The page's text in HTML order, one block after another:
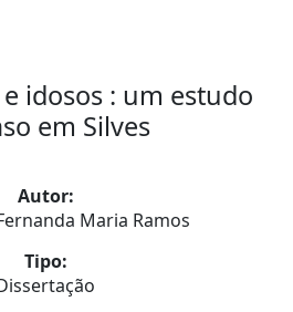
e idosos : um estudo
em Silves
Autor:
Maria Ramos
Tipo: